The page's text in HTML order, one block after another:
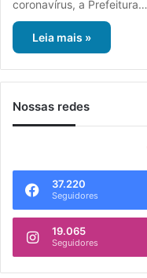
coronavírus, a Prefeitura…
Leia mais »
Nossas redes
37.220
Seguidores
19.065
Seguidores